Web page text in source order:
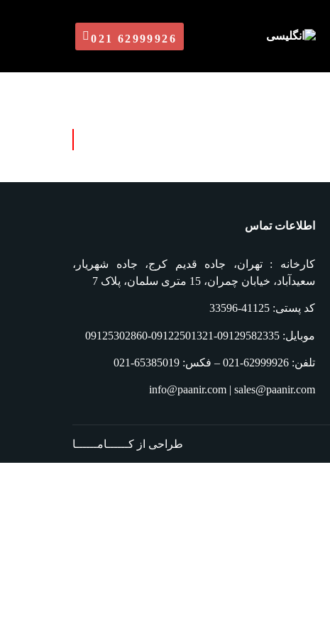
021 62999926
اطلاعات تماس
کارخانه : تهران، جاده قدیم کرج، جاده شهریار،
سعیدآباد، خیابان چمران، 15 متری سلمان، پلاک 7
کد پستی: 41125-33596
موبایل: 09129582335-09122501321-09125302860
تلفن: 62999926-021 – فکس: 65385019-021
info@paanir.com | sales@paanir.com
طراحی از کــــــامــــــا